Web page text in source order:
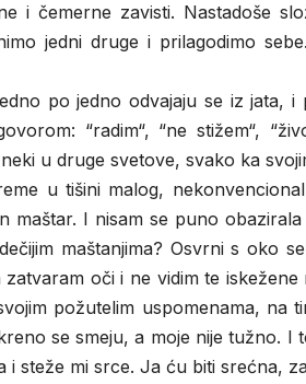
i čemerne zavisti. Nastadoše
jedni druge i prilagodimo
po jedno odvajaju se iz jata,
“radim“, “ne stižem“,
u druge svetove, svako ka
u tišini malog,
maštar. I nisam se puno
maštanjima? Osvrni s oko
zatvaram oči i ne vidim te
požutelim uspomenama, na
se smeju, a moje nije tužno.
i steže mi srce. Ja ću biti srećna,